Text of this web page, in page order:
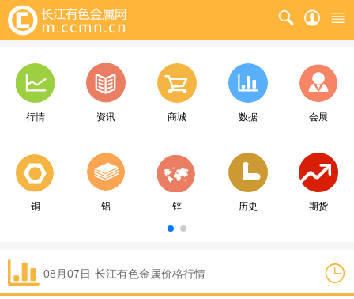
行情 资讯 商城 数据 会展
铜 铝 锌 历史 期货
08月07日 长江有色金属价格行情